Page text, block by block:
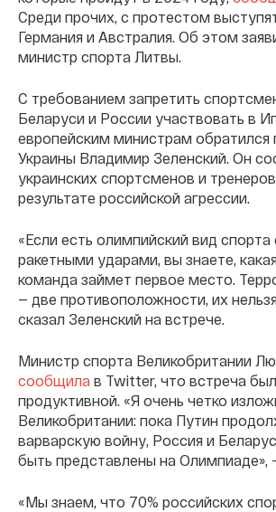
Среди прочих, с протестом
Германия и Австралия. Об этом
министр спорта Литвы.
С требованием запретить
Беларуси и России участвовать в
европейским министрам обратился
Украины Владимир Зеленский. Он
украинских спортсменов и
результате российской агрессии.
«Если есть олимпийский вид
ракетными ударами, вы знаете,
команда займет первое место.
— две противоположности, их
сказал Зеленский на встрече.
Министр спорта Великобритании
сообщила в Twitter, что встреча
продуктивной. «Я очень четко
Великобритании: пока Путин
варварскую войну, Россия и
быть представлены на Олимпиаде»,
«Мы знаем, что 70% российских